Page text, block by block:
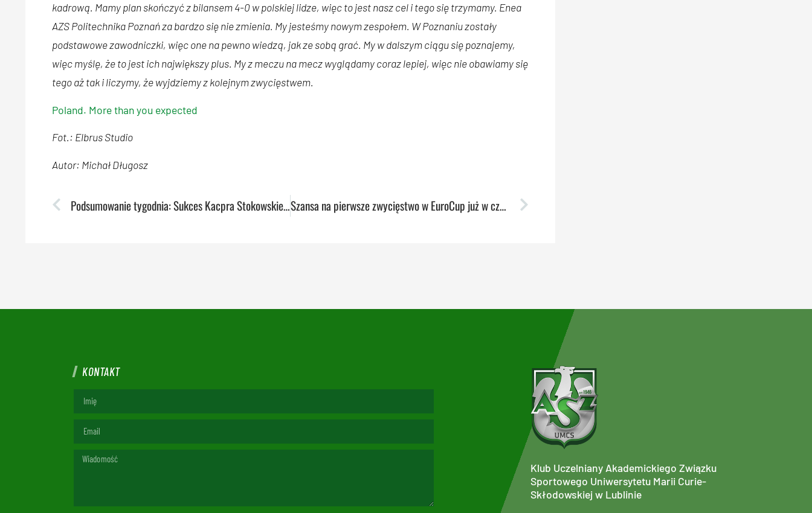
kadrową. Mamy plan skończyć z bilansem 4-0 w polskiej lidze, więc to jest nasz cel i tego się trzymamy. Enea
AZS Politechnika Poznań za bardzo się nie zmienia. My jesteśmy nowym zespołem. W Poznaniu zostały
podstawowe zawodniczki, więc one na pewno wiedzą, jak ze sobą grać. My w dalszym ciągu się poznajemy,
więc myślę, że to jest ich największy plus. My z meczu na mecz wyglądamy coraz lepiej, więc nie obawiamy się
tego aż tak i liczymy, że wyjdziemy z kolejnym zwycięstwem.
Poland. More than you expected
Fot.: Elbrus Studio
Autor: Michał Długosz
Podsumowanie tygodnia: Sukces Kacpra Stokowskiego, zwycięstwa koszykarek, szczypiornistów i tenisistek Szansa na pierwsze zwycięstwo w EuroCup już w czwartek
KONTAKT
Klub Uczelniany Akademickiego Związku
Sportowego Uniwersytetu Marii Curie-
Skłodowskiej w Lublinie